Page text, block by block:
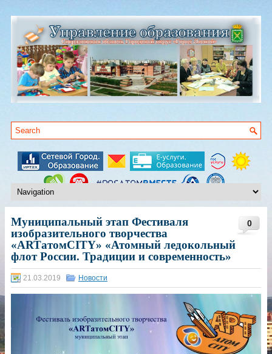
0
Муниципальный этап Фестиваля
изобразительного творчества
«ARTатомCITY» «Атомный ледокольный
флот России. Традиции и современность»
21.03.2019 Новости